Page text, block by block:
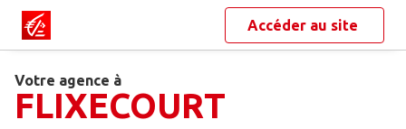
Accéder au site
Votre agence à
FLIXECOURT